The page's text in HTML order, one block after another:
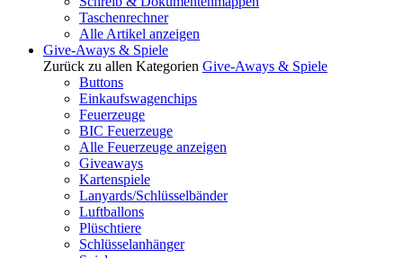
Taschenrechner
Alle Artikel anzeigen
Give-Aways & Spiele
Zurück zu allen Kategorien Give-Aways & Spiele
Buttons
Einkaufswagenchips
Feuerzeuge
BIC Feuerzeuge
Alle Feuerzeuge anzeigen
Giveaways
Kartenspiele
Lanyards/Schlüsselbänder
Luftballons
Plüschtiere
Schlüsselanhänger